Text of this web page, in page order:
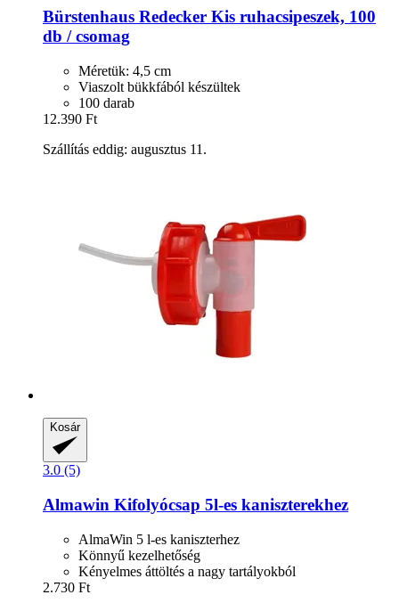
Bürstenhaus Redecker Kis ruhacsipeszek, 100
db / csomag
Méretük: 4,5 cm
Viaszolt bükkfából készültek
100 darab
12.390 Ft
Szállítás eddig: augusztus 11.
Kosár
3.0 (5)
Almawin Kifolyócsap 5l-​es kaniszterekhez
AlmaWin 5 l-es kaniszterhez
Könnyű kezelhetőség
Kényelmes áttöltés a nagy tartályokból
2.730 Ft